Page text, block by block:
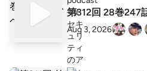
第312回 28巻247
Aug 3, 2026